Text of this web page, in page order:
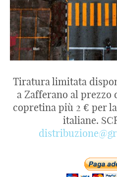
Tiratura limitata
a Zafferano al prezzo
copretina più 2 € per
italiane.